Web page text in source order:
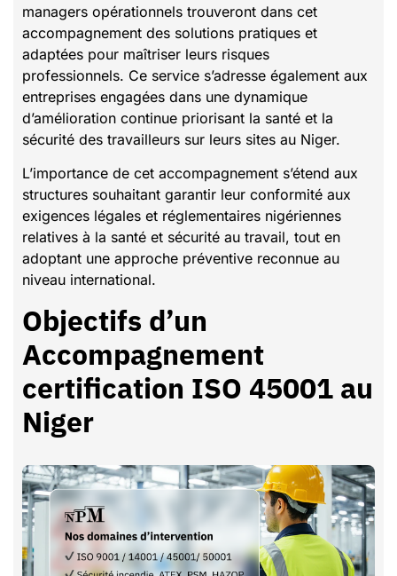
managers opérationnels trouveront dans cet
accompagnement des solutions pratiques et
adaptées pour maîtriser leurs risques
professionnels. Ce service s’adresse également aux
entreprises engagées dans une dynamique
d’amélioration continue priorisant la santé et la
sécurité des travailleurs sur leurs sites au Niger.
L’importance de cet accompagnement s’étend aux
structures souhaitant garantir leur conformité aux
exigences légales et réglementaires nigériennes
relatives à la santé et sécurité au travail, tout en
adoptant une approche préventive reconnue au
niveau international.
Objectifs d’un
Accompagnement
certification ISO 45001 au
Niger